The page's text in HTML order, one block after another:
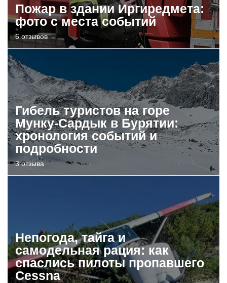
Пожар в здании Иргиредмета:
фото с места событий
6 отзывов
Гибель туристов на горе
Мунку-Сардык в Бурятии:
хронология событий и
подробности
3 отзыва
Непогода, тайга и
самодельная рация: как
спаслись пилоты пропавшего
Cessna